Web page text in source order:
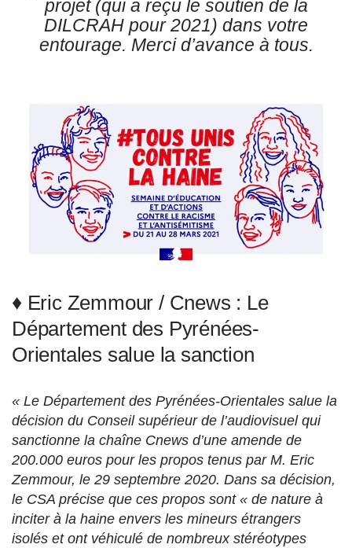
projet (qui a reçu le soutien de la
DILCRAH pour 2021) dans votre
entourage. Merci d’avance à tous.
♦ Eric Zemmour / Cnews : Le
Département des Pyrénées-
Orientales salue la sanction
« Le Département des Pyrénées-Orientales salue la
décision du Conseil supérieur de l’audiovisuel qui
sanctionne la chaîne Cnews d’une amende de
200.000 euros pour les propos tenus par M. Eric
Zemmour, le 29 septembre 2020. Dans sa décision,
le CSA précise que ces propos sont « de nature à
inciter à la haine envers les mineurs étrangers
isolés et ont véhiculé de nombreux stéréotypes